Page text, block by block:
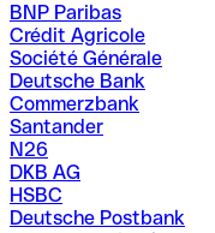
BNP Paribas
Crédit Agricole
Société Générale
Deutsche Bank
Commerzbank
Santander
N26
DKB AG
HSBC
Deutsche Postbank